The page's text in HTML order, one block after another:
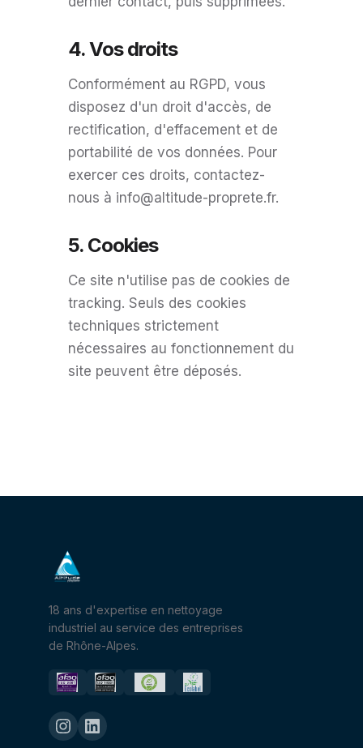
4. Vos droits
Conformément au RGPD, vous
disposez d'un droit d'accès, de
rectification, d'effacement et de
portabilité de vos données. Pour
exercer ces droits, contactez-
nous à info@altitude-proprete.fr.
5. Cookies
Ce site n'utilise pas de cookies de
tracking. Seuls des cookies
techniques strictement
nécessaires au fonctionnement du
site peuvent être déposés.
18 ans d'expertise en nettoyage
industriel au service des entreprises
de Rhône-Alpes.